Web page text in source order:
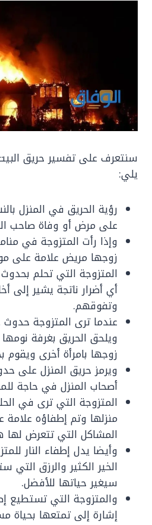
سنتعرف على تفسير حريق
يلي:
رؤية الحريق في المنزل
على مرض أو وفاة صاحب
وإذا رأت المتزوجة في
زوجها مريض علامة على
المتزوجة التي تحلم
أي أضرار ناتجة يشير إلى
وتفوقهم.
عندما ترى المتزوجة
ويلحق الحريق بغرفة
زوجها بامرأة أخرى ويقوم
ويرمز حريق المنزل على
أصحاب المنزل في حاجة
المتزوجة التي ترى في
منزلها وتم إطفاؤه
المشاكل التي تتعرض
وأيضا يدل إطفاء النار
الخير الكثير والرزق
سيغير حياتها للأفضل.
والمتزوجة التي تستطيع
إشارة إلى تمتعها بحياة